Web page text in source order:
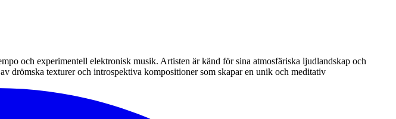
och experimentell elektronisk musik. Artisten är känd för sina atmosfäriska ljudlandskap och
drömska texturer och introspektiva kompositioner som skapar en unik och meditativ